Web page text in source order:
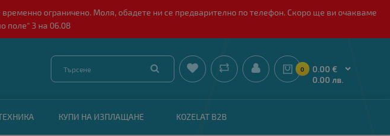
ограничено. Моля, обадете ни се предварително по телефон. Скоро ще ви очакваме
поле“ 3 на 06.08
 0

0.00 €
0.00 лв.
КУПИ НА ИЗПЛАЩАНЕ KOZELAT B2B